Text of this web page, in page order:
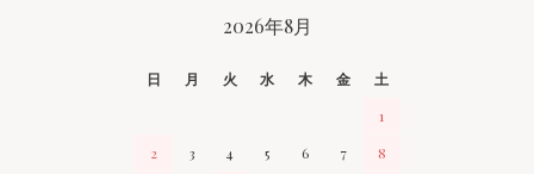
2026年8月
日 月 火 水 木 金
土
1
2
3 4 5 6 7
8